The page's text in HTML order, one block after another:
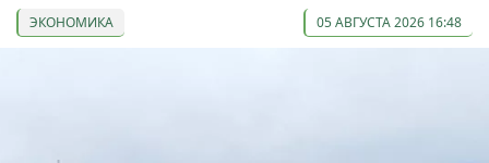
ЭКОНОМИКА 05 АВГУСТА 2026 16:48